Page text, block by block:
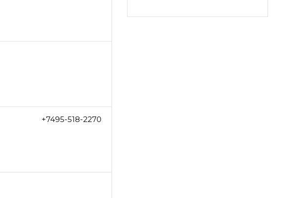
+7495-518-2270